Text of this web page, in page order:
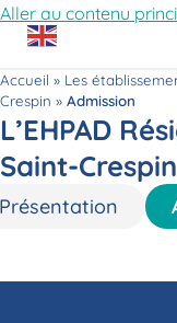
Aller au contenu
Accueil » Les
Crespin » Admission
L’EHPAD
Saint-Crespin
Présentation